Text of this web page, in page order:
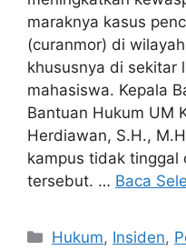
maraknya kasus
(curanmor) di
khususnya di sekitar
mahasiswa. Kepala
Bantuan Hukum UM
Herdiawan, S.H.,
kampus tidak tinggal
tersebut. … Baca
Kategori
Hukum, Insiden,